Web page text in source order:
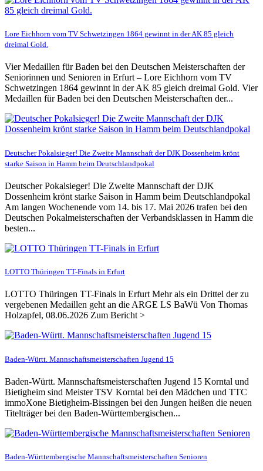
Lore Eichhorn vom TV Schwetzingen 1864 gewinnt in der AK 85 gleich
dreimal Gold.
Vier Medaillen für Baden bei den Deutschen Meisterschaften der
Seniorinnen und Senioren in Erfurt – Lore Eichhorn vom TV
Schwetzingen 1864 gewinnt in der AK 85 gleich dreimal Gold. Vier
Medaillen für Baden bei den Deutschen Meisterschaften der...
Deutscher Pokalsieger! Die Zweite Mannschaft der DJK Dossenheim krönt
starke Saison in Hamm beim Deutschlandpokal
Deutscher Pokalsieger! Die Zweite Mannschaft der DJK
Dossenheim krönt starke Saison in Hamm beim Deutschlandpokal
Am langen Wochenende vom 14. bis 17. Mai 2026 trafen bei den
Deutschen Pokalmeisterschaften der Verbandsklassen in Hamm die
besten...
LOTTO Thüringen TT-Finals in Erfurt
LOTTO Thüringen TT-Finals in Erfurt Mehr als ein Drittel der zu
vergebenen Medaillen geht an die ARGE LS BaWü Von Thomas
Holzapfel, 08.06.2026 Zum Bericht >
Baden-Württ. Mannschaftsmeisterschaften Jugend 15
Baden-Württ. Mannschaftsmeisterschaften Jugend 15 Korntal und
Bietigheim sind Meister TSV Korntal bei den Mädchen und TTC
immoXone Bietigheim-Bissingen bei den Jungen heißen die neuen
Titelträger bei den Baden-Württembergischen...
Baden-Württembergische Mannschaftsmeisterschaften Senioren